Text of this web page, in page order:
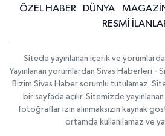
ÖZEL HABER
DÜNYA
RESMİ
Sitede yayınlanan içerik ve
Yayınlanan yorumlardan Sivas Haberleri -
Bizim Sivas Haber sorumlu tutulamaz.
bir sayfada açılır. Sitemizde
fotoğraflar izin alınmaksızın kaynak
ortamda kullanılamaz ve